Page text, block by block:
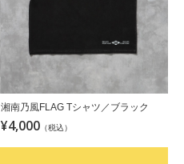
湘南乃風FLAG Tシャツ／ブラック
¥4,000 （税込）